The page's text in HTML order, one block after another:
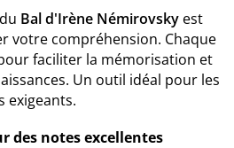
Bal d'Irène Némirovsky est
votre compréhension. Chaque
faciliter la mémorisation et
Un outil idéal pour les
exigeants.
des notes excellentes